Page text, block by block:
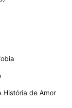
História de Amor